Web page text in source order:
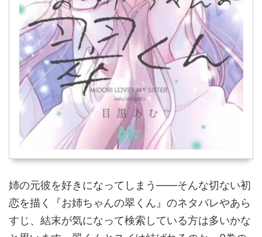
姉の元彼を好きになってしまう――そんな切ない初
恋を描く『お姉ちゃんの翠くん』のネタバレやあら
すじ、結末が気になって検索している方は多いかな